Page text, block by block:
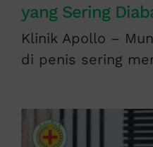
yang Sering
Klinik Apollo –
di penis sering